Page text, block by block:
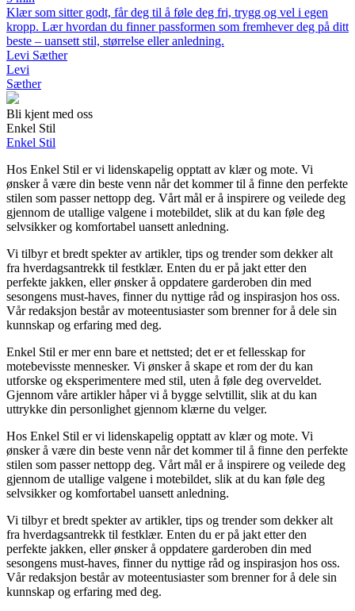
Klær som sitter godt, får deg til å føle deg fri, trygg og vel i egen
kropp. Lær hvordan du finner passformen som fremhever deg på ditt
beste – uansett stil, størrelse eller anledning.
Levi Sæther
Levi
Sæther
Bli kjent med oss
Enkel Stil
Enkel Stil
Hos Enkel Stil er vi lidenskapelig opptatt av klær og mote. Vi
ønsker å være din beste venn når det kommer til å finne den perfekte
stilen som passer nettopp deg. Vårt mål er å inspirere og veilede deg
gjennom de utallige valgene i motebildet, slik at du kan føle deg
selvsikker og komfortabel uansett anledning.
Vi tilbyr et bredt spekter av artikler, tips og trender som dekker alt
fra hverdagsantrekk til festklær. Enten du er på jakt etter den
perfekte jakken, eller ønsker å oppdatere garderoben din med
sesongens must-haves, finner du nyttige råd og inspirasjon hos oss.
Vår redaksjon består av moteentusiaster som brenner for å dele sin
kunnskap og erfaring med deg.
Enkel Stil er mer enn bare et nettsted; det er et fellesskap for
motebevisste mennesker. Vi ønsker å skape et rom der du kan
utforske og eksperimentere med stil, uten å føle deg overveldet.
Gjennom våre artikler håper vi å bygge selvtillit, slik at du kan
uttrykke din personlighet gjennom klærne du velger.
Hos Enkel Stil er vi lidenskapelig opptatt av klær og mote. Vi
ønsker å være din beste venn når det kommer til å finne den perfekte
stilen som passer nettopp deg. Vårt mål er å inspirere og veilede deg
gjennom de utallige valgene i motebildet, slik at du kan føle deg
selvsikker og komfortabel uansett anledning.
Vi tilbyr et bredt spekter av artikler, tips og trender som dekker alt
fra hverdagsantrekk til festklær. Enten du er på jakt etter den
perfekte jakken, eller ønsker å oppdatere garderoben din med
sesongens must-haves, finner du nyttige råd og inspirasjon hos oss.
Vår redaksjon består av moteentusiaster som brenner for å dele sin
kunnskap og erfaring med deg.